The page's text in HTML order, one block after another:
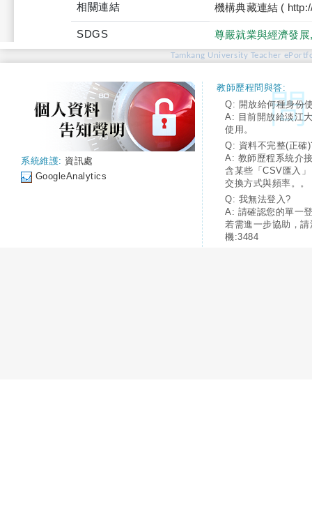
相關連結 機構典藏連結 (
SDGS 尊嚴就業與經濟發
Tamkang University Teacher
系統維護: 資訊處
GoogleAnalytics
教師歷程問與答:
Q: 開放給何種身份
A: 目前開放給淡江
使用。
Q: 資料不完整(正確
A: 教師歷程系統介
含某些「CSV匯入
交換方式與頻率。。
Q: 我無法登入?
A: 請確認您的單一
若需進一步協助，
機:3484